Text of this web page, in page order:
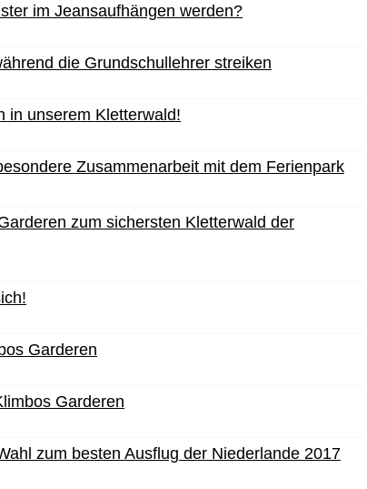
im Jeansaufhängen werden?
die Grundschullehrer streiken
in unserem Kletterwald!
Zusammenarbeit mit dem Ferienpark
zum sichersten Kletterwald der
Garderen
Garderen
zum besten Ausflug der Niederlande 2017